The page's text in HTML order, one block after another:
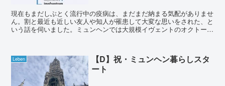
現在もまだしぶとく流行中の疫病は、まだまだ納まる気配がありませ
ん。割と最近も近しい友人や知人が罹患して大変な思いをされた、と
いう話を伺いました。ミュンヘンでは大規模イヴェントのオクトーバ
Leben
【D】祝・ミュンヘン暮らしスタ
ート